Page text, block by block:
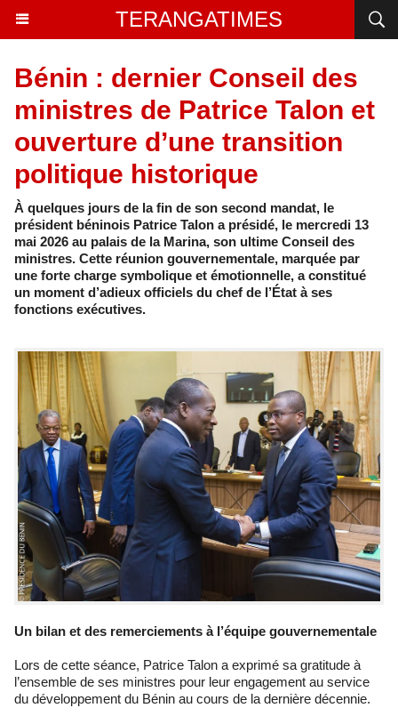
TERANGATIMES
Bénin : dernier Conseil des
ministres de Patrice Talon et
ouverture d’une transition
politique historique
À quelques jours de la fin de son second mandat, le
président béninois Patrice Talon a présidé, le mercredi 13
mai 2026 au palais de la Marina, son ultime Conseil des
ministres. Cette réunion gouvernementale, marquée par
une forte charge symbolique et émotionnelle, a constitué
un moment d’adieux officiels du chef de l’État à ses
fonctions exécutives.
Un bilan et des remerciements à l’équipe gouvernementale
Lors de cette séance, Patrice Talon a exprimé sa gratitude à
l’ensemble de ses ministres pour leur engagement au service
du développement du Bénin au cours de la dernière décennie.